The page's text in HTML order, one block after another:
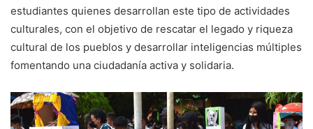
estudiantes quienes desarrollan este tipo de actividades
culturales, con el objetivo de rescatar el legado y riqueza
cultural de los pueblos y desarrollar inteligencias múltiples
fomentando una ciudadanía activa y solidaria.